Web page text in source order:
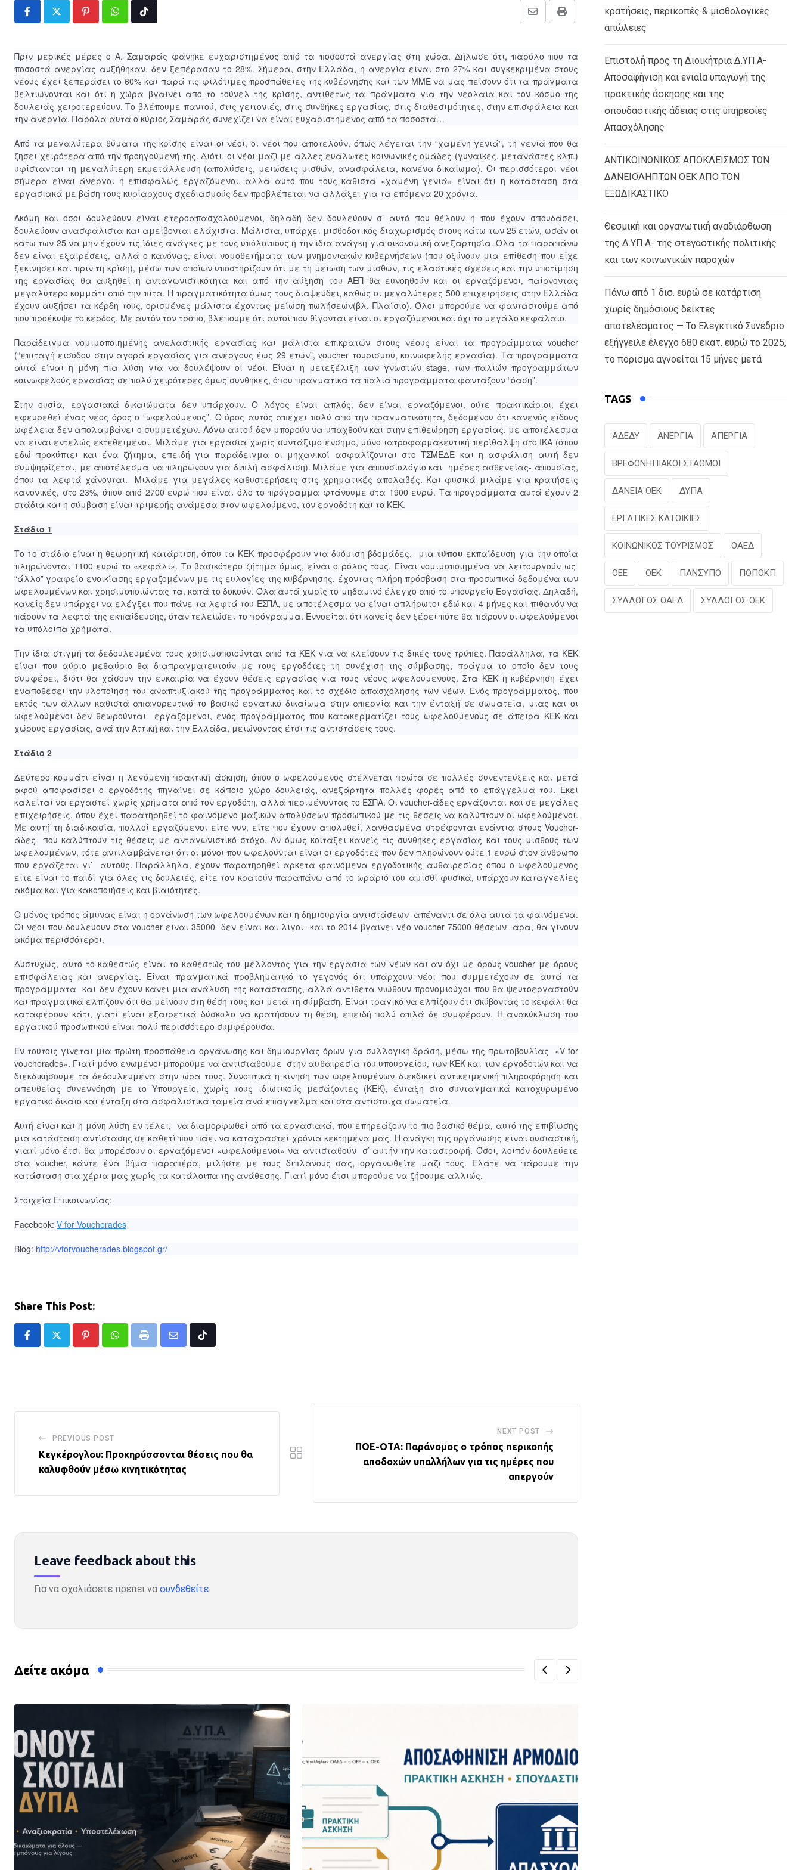
PinterestWhatsapp Print
Share
Email
Tiktok
Πριν μερικές μέρες ο Α. Σαμαράς φάνηκε ευχαριστημένος από τα ποσοστά ανεργίας στη χώρα. Δήλωσε ότι, παρόλο που τα
ποσοστά ανεργίας αυξήθηκαν, δεν ξεπέρασαν το 28%. Σήμερα, στην Ελλάδα, η ανεργία είναι στο 27% και συγκεκριμένα στους
νέους έχει ξεπεράσει το 60% και παρά τις φιλότιμες προσπάθειες της κυβέρνησης και των ΜΜΕ να μας πείσουν ότι τα πράγματα
βελτιώνονται και ότι η χώρα βγαίνει από το τούνελ της κρίσης, αντιθέτως τα πράγματα για την νεολαία και τον κόσμο της
δουλειάς χειροτερεύουν. Το βλέπουμε παντού, στις γειτονιές, στις συνθήκες εργασίας, στις διαθεσιμότητες, στην επισφάλεια και
την ανεργία. Παρόλα αυτά ο κύριος Σαμαράς συνεχίζει να είναι ευχαριστημένος από τα ποσοστά…
Από τα μεγαλύτερα θύματα της κρίσης είναι οι νέοι, οι νέοι που αποτελούν, όπως λέγεται την “χαμένη γενιά”, τη γενιά που θα
ζήσει χειρότερα από την προηγούμενή της. Διότι, οι νέοι μαζί με άλλες ευάλωτες κοινωνικές ομάδες (γυναίκες, μετανάστες κλπ.)
υφίστανται τη μεγαλύτερη εκμετάλλευση (απολύσεις, μειώσεις μισθών, ανασφάλεια, κανένα δικαίωμα). Οι περισσότεροι νέοι
σήμερα είναι άνεργοι ή επισφαλώς εργαζόμενοι, αλλά αυτό που τους καθιστά «χαμένη γενιά» είναι ότι η κατάσταση στα
εργασιακά με βάση τους κυρίαρχους σχεδιασμούς δεν προβλέπεται να αλλάξει για τα επόμενα 20 χρόνια.
Ακόμη και όσοι δουλεύουν είναι ετεροαπασχολούμενοι, δηλαδή δεν δουλεύουν σ’ αυτό που θέλουν ή που έχουν σπουδάσει,
δουλεύουν ανασφάλιστα και αμείβονται ελάχιστα. Μάλιστα, υπάρχει μισθοδοτικός διαχωρισμός στους κάτω των 25 ετών, ωσάν οι
κάτω των 25 να μην έχουν τις ίδιες ανάγκες με τους υπόλοιπους ή την ίδια ανάγκη για οικονομική ανεξαρτησία. Όλα τα παραπάνω
δεν είναι εξαιρέσεις, αλλά ο κανόνας, είναι νομοθετήματα των μνημονιακών κυβερνήσεων (που οξύνουν μια επίθεση που είχε
ξεκινήσει και πριν τη κρίση), μέσω των οποίων υποστηρίζουν ότι με τη μείωση των μισθών, τις ελαστικές σχέσεις και την υποτίμηση
της εργασίας θα αυξηθεί η ανταγωνιστικότητα και από την αύξηση του ΑΕΠ θα ευνοηθούν και οι εργαζόμενοι, παίρνοντας
μεγαλύτερο κομμάτι από την πίτα. Η πραγματικότητα όμως τους διαψεύδει, καθώς οι μεγαλύτερες 500 επιχειρήσεις στην Ελλάδα
έχουν αυξήσει τα κέρδη τους, ορισμένες μάλιστα έχοντας μείωση πωλήσεων(βλ. Πλαίσιο). Όλοι μπορούμε να φανταστούμε από
που προέκυψε το κέρδος. Με αυτόν τον τρόπο, βλέπουμε ότι αυτοί που θίγονται είναι οι εργαζόμενοι και όχι το μεγάλο κεφάλαιο.
Παράδειγμα νομιμοποιημένης ανελαστικής εργασίας και μάλιστα επικρατών στους νέους είναι τα προγράμματα voucher
(“επιταγή εισόδου στην αγορά εργασίας για ανέργους έως 29 ετών”, voucher τουρισμού, κοινωφελής εργασία). Τα προγράμματα
αυτά είναι η μόνη πια λύση για να δουλέψουν οι νέοι. Είναι η μετεξέλιξη των γνωστών stage, των παλιών προγραμμάτων
κοινωφελούς εργασίας σε πολύ χειρότερες όμως συνθήκες, όπου πραγματικά τα παλιά προγράμματα φαντάζουν “όαση”.
Στην ουσία, εργασιακά δικαιώματα δεν υπάρχουν. Ο λόγος είναι απλός, δεν είναι εργαζόμενοι, ούτε πρακτικάριοι, έχει
εφευρεθεί ένας νέος όρος ο “ωφελούμενος”. Ο όρος αυτός απέχει πολύ από την πραγματικότητα, δεδομένου ότι κανενός είδους
ωφέλεια δεν απολαμβάνει ο συμμετέχων. Λόγω αυτού δεν μπορούν να υπαχθούν και στην επιθεώρηση εργασίας, με αποτέλεσμα
να είναι εντελώς εκτεθειμένοι. Μιλάμε για εργασία χωρίς συντάξιμο ένσημο, μόνο ιατροφαρμακευτική περίθαλψη στο ΙΚΑ (όπου
εδώ προκύπτει και ένα ζήτημα, επειδή για παράδειγμα οι μηχανικοί ασφαλίζονται στο ΤΣΜΕΔΕ και η ασφάλιση αυτή δεν
συμψηφίζεται, με αποτέλεσμα να πληρώνουν για διπλή ασφάλιση). Μιλάμε για απουσιολόγιο και ημέρες ασθενείας- απουσίας,
όπου τα λεφτά χάνονται. Μιλάμε για μεγάλες καθυστερήσεις στις χρηματικές απολαβές. Και φυσικά μιλάμε για κρατήσεις
κανονικές, στο 23%, όπου από 2700 ευρώ που είναι όλο το πρόγραμμα φτάνουμε στα 1900 ευρώ. Τα προγράμματα αυτά έχουν 2
στάδια και η σύμβαση είναι τριμερής ανάμεσα στον ωφελούμενο, τον εργοδότη και το ΚΕΚ.
Στάδιο 1
Το 1ο στάδιο είναι η θεωρητική κατάρτιση, όπου τα ΚΕΚ προσφέρουν για δυόμιση βδομάδες, μια τύπου εκπαίδευση για την οποία
πληρώνονται 1100 ευρώ το «κεφάλι». Το βασικότερο ζήτημα όμως, είναι ο ρόλος τους. Είναι νομιμοποιημένα να λειτουργούν ως
“άλλο” γραφείο ενοικίασης εργαζομένων με τις ευλογίες της κυβέρνησης, έχοντας πλήρη πρόσβαση στα προσωπικά δεδομένα των
ωφελουμένων και χρησιμοποιώντας τα, κατά το δοκούν. Όλα αυτά χωρίς το μηδαμινό έλεγχο από το υπουργείο Εργασίας. Δηλαδή,
κανείς δεν υπάρχει να ελέγξει που πάνε τα λεφτά του ΕΣΠΑ, με αποτέλεσμα να είναι απλήρωτοι εδώ και 4 μήνες και πιθανόν να
πάρουν τα λεφτά της εκπαίδευσης, όταν τελειώσει το πρόγραμμα. Εννοείται ότι κανείς δεν ξέρει πότε θα πάρουν οι ωφελούμενοι
τα υπόλοιπα χρήματα.
Την ίδια στιγμή τα δεδουλευμένα τους χρησιμοποιούνται από τα ΚΕΚ για να κλείσουν τις δικές τους τρύπες. Παράλληλα, τα ΚΕΚ
είναι που αύριο μεθαύριο θα διαπραγματευτούν με τους εργοδότες τη συνέχιση της σύμβασης, πράγμα το οποίο δεν τους
συμφέρει, διότι θα χάσουν την ευκαιρία να έχουν θέσεις εργασίας για τους νέους ωφελούμενους. Στα ΚΕΚ η κυβέρνηση έχει
εναποθέσει την υλοποίηση του αναπτυξιακού της προγράμματος και το σχέδιο απασχόλησης των νέων. Ενός προγράμματος, που
εκτός των άλλων καθιστά απαγορευτικό το βασικό εργατικό δικαίωμα στην απεργία και την ένταξή σε σωματεία, μιας και οι
ωφελούμενοι δεν θεωρούνται εργαζόμενοι, ενός προγράμματος που κατακερματίζει τους ωφελούμενους σε άπειρα ΚΕΚ και
χώρους εργασίας, ανά την Αττική και την Ελλάδα, μειώνοντας έτσι τις αντιστάσεις τους.
Στάδιο 2
Δεύτερο κομμάτι είναι η λεγόμενη πρακτική άσκηση, όπου ο ωφελούμενος στέλνεται πρώτα σε πολλές συνεντεύξεις και μετά
αφού αποφασίσει ο εργοδότης πηγαίνει σε κάποιο χώρο δουλειάς, ανεξάρτητα πολλές φορές από το επάγγελμά του. Εκεί
καλείται να εργαστεί χωρίς χρήματα από τον εργοδότη, αλλά περιμένοντας το ΕΣΠΑ. Οι voucher-άδες εργάζονται και σε μεγάλες
επιχειρήσεις, όπου έχει παρατηρηθεί το φαινόμενο μαζικών απολύσεων προσωπικού με τις θέσεις να καλύπτουν οι ωφελούμενοι.
Με αυτή τη διαδικασία, πολλοί εργαζόμενοι είτε νυν, είτε που έχουν απολυθεί, λανθασμένα στρέφονται ενάντια στους Voucher-
άδες που καλύπτουν τις θέσεις με ανταγωνιστικό στόχο. Αν όμως κοιτάξει κανείς τις συνθήκες εργασίας και τους μισθούς των
ωφελουμένων, τότε αντιλαμβάνεται ότι οι μόνοι που ωφελούνται είναι οι εργοδότες που δεν πληρώνουν ούτε 1 ευρώ στον άνθρωπο
που εργάζεται γι’ αυτούς. Παράλληλα, έχουν παρατηρηθεί αρκετά φαινόμενα εργοδοτικής αυθαιρεσίας όπου ο ωφελούμενος
είτε είναι το παιδί για όλες τις δουλειές, είτε τον κρατούν παραπάνω από το ωράριό του αμισθί φυσικά, υπάρχουν καταγγελίες
ακόμα και για κακοποιήσεις και βιαιότητες.
Ο μόνος τρόπος άμυνας είναι η οργάνωση των ωφελουμένων και η δημιουργία αντιστάσεων απέναντι σε όλα αυτά τα φαινόμενα.
Οι νέοι που δουλεύουν στα voucher είναι 35000- δεν είναι και λίγοι- και το 2014 βγαίνει νέο voucher 75000 θέσεων- άρα, θα γίνουν
ακόμα περισσότεροι.
Δυστυχώς, αυτό το καθεστώς είναι το καθεστώς του μέλλοντος για την εργασία των νέων και αν όχι με όρους voucher με όρους
επισφάλειας και ανεργίας. Είναι πραγματικά προβληματικό το γεγονός ότι υπάρχουν νέοι που συμμετέχουν σε αυτά τα
προγράμματα και δεν έχουν κάνει μια ανάλυση της κατάστασης, αλλά αντίθετα νιώθουν προνομιούχοι που θα ψευτοεργαστούν
και πραγματικά ελπίζουν ότι θα μείνουν στη θέση τους και μετά τη σύμβαση. Είναι τραγικό να ελπίζουν ότι σκύβοντας το κεφάλι θα
καταφέρουν κάτι, γιατί είναι εξαιρετικά δύσκολο να κρατήσουν τη θέση, επειδή πολύ απλά δε συμφέρουν. Η ανακύκλωση του
εργατικού προσωπικού είναι πολύ περισσότερο συμφέρουσα.
Εν τούτοις γίνεται μία πρώτη προσπάθεια οργάνωσης και δημιουργίας όρων για συλλογική δράση, μέσω της πρωτοβουλίας «V for
voucherades». Γιατί μόνο ενωμένοι μπορούμε να αντισταθούμε στην αυθαιρεσία του υπουργείου, των ΚΕΚ και των εργοδοτών και να
διεκδικήσουμε τα δεδουλευμένα στην ώρα τους. Συνοπτικά η κίνηση των ωφελουμένων διεκδικεί αντικειμενική πληροφόρηση και
απευθείας συνεννόηση με το Υπουργείο, χωρίς τους ιδιωτικούς μεσάζοντες (ΚΕΚ), ένταξη στο συνταγματικά κατοχυρωμένο
εργατικό δίκαιο και ένταξη στα ασφαλιστικά ταμεία ανά επάγγελμα και στα αντίστοιχα σωματεία.
Αυτή είναι και η μόνη λύση εν τέλει, να διαμορφωθεί από τα εργασιακά, που επηρεάζουν το πιο βασικό θέμα, αυτό της επιβίωσης
μια κατάσταση αντίστασης σε καθετί που πάει να καταχραστεί χρόνια κεκτημένα μας. Η ανάγκη της οργάνωσης είναι ουσιαστική,
γιατί μόνο έτσι θα μπορέσουν οι εργαζόμενοι «ωφελούμενοι» να αντισταθούν σ’ αυτήν την καταστροφή. Όσοι, λοιπόν δουλεύετε
στα voucher, κάντε ένα βήμα παραπέρα, μιλήστε με τους διπλανούς σας, οργανωθείτε μαζί τους. Ελάτε να πάρουμε την
κατάσταση στα χέρια μας χωρίς τα κατάλοιπα της ανάθεσης. Γιατί μόνο έτσι μπορούμε να ζήσουμε αλλιώς.
Στοιχεία Επικοινωνίας:
Facebook: V for Voucherades
Blog: http://vforvoucherades.blogspot.gr/
Share This Post:
PinterestWhatsappPrint
Share
Tiktok
PREVIOUS POST
Κεγκέρογλου: Προκηρύσσονται θέσεις που θα
καλυφθούν μέσω κινητικότητας
NEXT POST
ΠΟΕ-ΟΤΑ: Παράνομος ο τρόπος περικοπής
αποδοχών υπαλλήλων για τις ημέρες που
απεργούν
Leave feedback about this
Για να σχολιάσετε πρέπει να συνδεθείτε.
Δείτε ακόμα
κρατήσεις, περικοπές & μισθολογικές
απώλειες
Επιστολή προς τη Διοικήτρια Δ.ΥΠ.Α-
Αποσαφήνιση και ενιαία υπαγωγή της
πρακτικής άσκησης και της
σπουδαστικής άδειας στις υπηρεσίες
Απασχόλησης
ΑΝΤΙΚΟΙΝΩΝΙΚΟΣ ΑΠΟΚΛΕΙΣΜΟΣ ΤΩΝ
ΔΑΝΕΙΟΛΗΠΤΩΝ ΟΕΚ ΑΠΟ ΤΟΝ
ΕΞΩΔΙΚΑΣΤΙΚΟ
Θεσμική και οργανωτική αναδιάρθωση
της Δ.ΥΠ.Α- της στεγαστικής πολιτικής
και των κοινωνικών παροχών
Πάνω από 1 δισ. ευρώ σε κατάρτιση
χωρίς δημόσιους δείκτες
αποτελέσματος — Το Ελεγκτικό Συνέδριο
εξήγγειλε έλεγχο 680 εκατ. ευρώ το 2025,
το πόρισμα αγνοείται 15 μήνες μετά
TAGS
ΑΔΕΔΥ ΑΝΕΡΓΙΑ ΑΠΕΡΓΙΑ
ΒΡΕΦΟΝΗΠΙΑΚΟΙ ΣΤΑΘΜΟΙ
ΔΑΝΕΙΑ ΟΕΚ ΔΥΠΑ
ΕΡΓΑΤΙΚΕΣ ΚΑΤΟΙΚΙΕΣ
ΚΟΙΝΩΝΙΚΟΣ ΤΟΥΡΙΣΜΟΣ ΟΑΕΔ
ΟΕΕ ΟΕΚ ΠΑΝΣΥΠΟ ΠΟΠΟΚΠ
ΣΥΛΛΟΓΟΣ ΟΑΕΔ ΣΥΛΛΟΓΟΣ ΟΕΚ